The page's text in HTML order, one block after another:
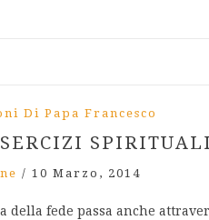
Di Papa Francesco
/ 10 Marzo, 2014
della fede passa anche